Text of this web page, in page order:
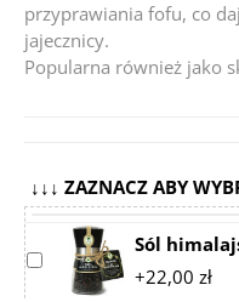
przyprawiania fofu, co
jajecznicy.
Popularna również jako
↓↓↓ ZAZNACZ ABY
Select
accessory
Sól
+22,00 zł